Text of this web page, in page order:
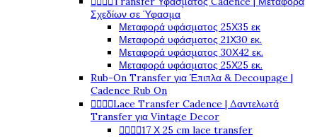
Σχεδίων σε Ύφασμα
Μεταφορά υφάσματος 25Χ35 εκ
Μεταφορά υφάσματος 21Χ30 εκ.
Μεταφορά υφάσματος 30Χ42 εκ.
Μεταφορά υφάσματος 25Χ25 εκ.
Rub-On Transfer για Έπιπλα & Decoupage |
Cadence Rub On
Lace Transfer Cadence | Δαντελωτά
Transfer για Vintage Decor
17 Χ 25 cm lace transfer